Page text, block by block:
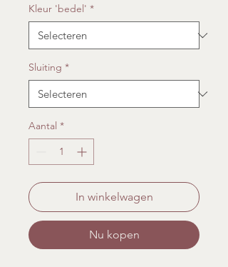
Kleur 'bedel' *
Sluiting *
Aantal *
In winkelwagen
Nu kopen